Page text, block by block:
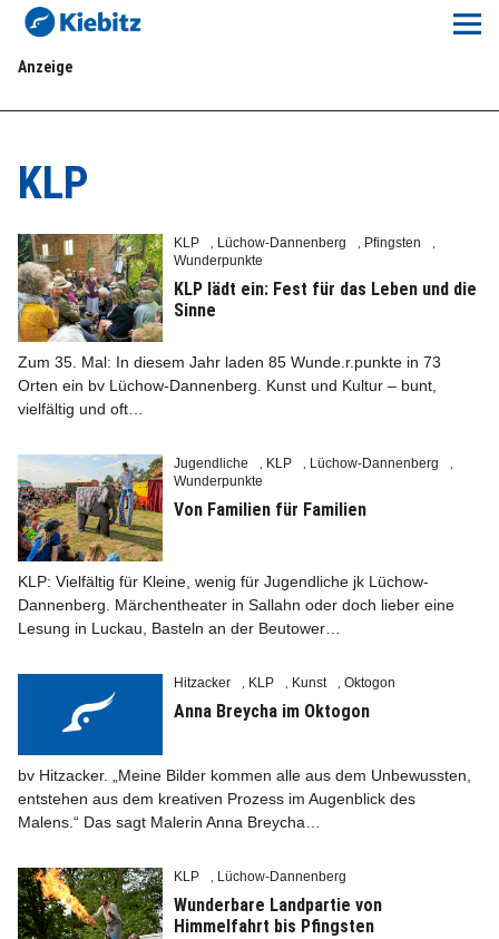
Kiebitz-Online
Anzeigenpreise
Meine Region Online
Elbeflirt
Unser Team
Info
Anzeige
KLP
KLP Lüchow-Dannenberg Pfingsten
Wunderpunkte
KLP lädt ein: Fest für das Leben und die
Sinne
Zum 35. Mal: In diesem Jahr laden 85 Wunde.r.punkte in 73
Orten ein bv Lüchow-Dannenberg. Kunst und Kultur – bunt,
vielfältig und oft…
Jugendliche KLP Lüchow-Dannenberg
Wunderpunkte
Von Familien für Familien
KLP: Vielfältig für Kleine, wenig für Jugendliche jk Lüchow-
Dannenberg. Märchentheater in Sallahn oder doch lieber eine
Lesung in Luckau, Basteln an der Beutower…
Hitzacker KLP Kunst ,Oktogon
Anna Breycha im Oktogon
bv Hitzacker. „Meine Bilder kommen alle aus dem Unbewussten,
entstehen aus dem kreativen Prozess im Augenblick des
Malens.“ Das sagt Malerin Anna Breycha…
KLP Lüchow-Dannenberg
Wunderbare Landpartie von
Himmelfahrt bis Pfingsten